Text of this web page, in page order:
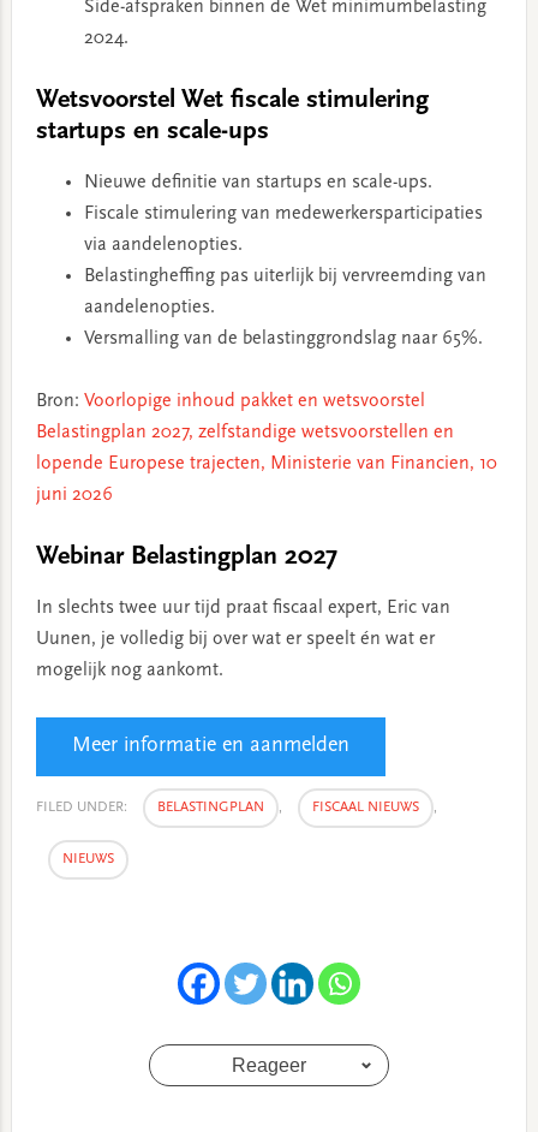
Side-afspraken binnen de Wet minimumbelasting
2024.
Wetsvoorstel Wet fiscale stimulering
startups en scale-ups
Nieuwe definitie van startups en scale-ups.
Fiscale stimulering van medewerkersparticipaties
via aandelenopties.
Belastingheffing pas uiterlijk bij vervreemding van
aandelenopties.
Versmalling van de belastinggrondslag naar 65%.
Bron: Voorlopige inhoud pakket en wetsvoorstel
Belastingplan 2027, zelfstandige wetsvoorstellen en
lopende Europese trajecten, Ministerie van Financien, 10
juni 2026
Webinar Belastingplan 2027
In slechts twee uur tijd praat fiscaal expert, Eric van
Uunen, je volledig bij over wat er speelt én wat er
mogelijk nog aankomt.
Meer informatie en aanmelden
FILED UNDER: BELASTINGPLAN , FISCAAL NIEUWS ,
NIEUWS
Reageer